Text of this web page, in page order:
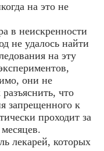
на это не
в неискренности
не удалось найти
на эту
они не
что
запрещенного к
проходит за
лекарей, которых